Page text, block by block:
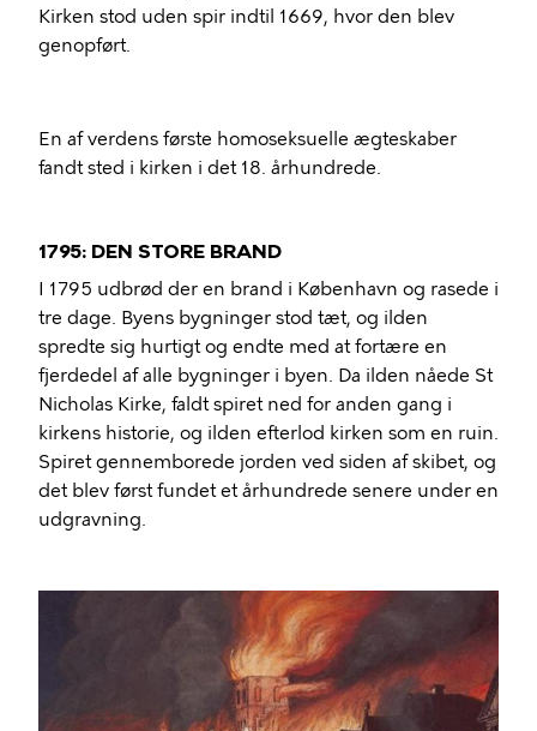
Kirken stod uden spir indtil 1669, hvor den blev
genopført.
En af verdens første homoseksuelle ægteskaber
fandt sted i kirken i det 18. århundrede.
1795: DEN STORE BRAND
I 1795 udbrød der en brand i København og rasede i
tre dage. Byens bygninger stod tæt, og ilden
spredte sig hurtigt og endte med at fortære en
fjerdedel af alle bygninger i byen. Da ilden nåede St
Nicholas Kirke, faldt spiret ned for anden gang i
kirkens historie, og ilden efterlod kirken som en ruin.
Spiret gennemborede jorden ved siden af ​​skibet, og
det blev først fundet et århundrede senere under en
udgravning.